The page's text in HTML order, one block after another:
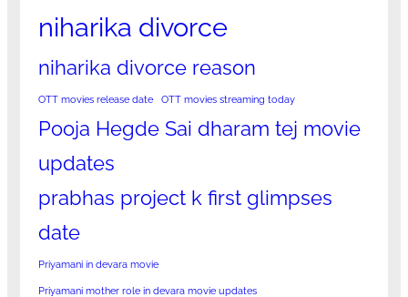
niharika divorce
niharika divorce reason
OTT movies release date OTT movies streaming today
Pooja Hegde Sai dharam tej movie
updates
prabhas project k first glimpses
date
Priyamani in devara movie
Priyamani mother role in devara movie updates